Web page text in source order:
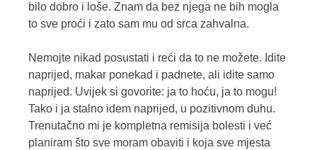
bilo dobro i loše. Znam da bez njega ne bih mogla
to sve proći i zato sam mu od srca zahvalna.
Nemojte nikad posustati i reći da to ne možete. Idite
naprijed, makar ponekad i padnete, ali idite samo
naprijed. Uvijek si govorite: ja to hoću, ja to mogu!
Tako i ja stalno idem naprijed, u pozitivnom duhu.
Trenutačno mi je kompletna remisija bolesti i već
planiram što sve moram obaviti i koja sve mjesta